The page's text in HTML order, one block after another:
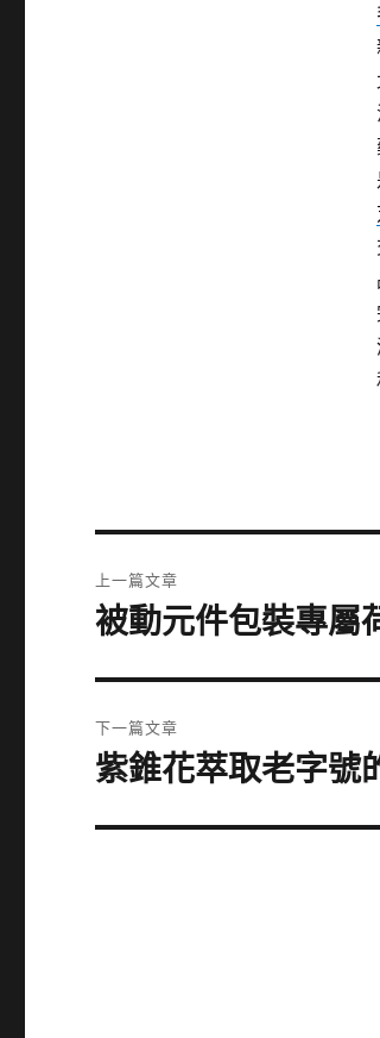
章
上一篇文章
上
篇
文
章:
被動元件包裝專屬
下一篇文章
下
篇
紫錐花萃取老字號